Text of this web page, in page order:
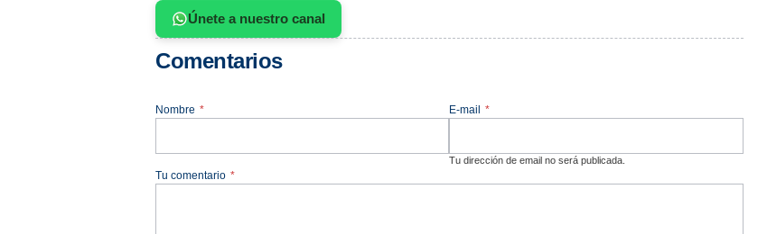
Únete a nuestro canal
Comentarios
Nombre * E-mail *
Tu dirección de email no será publicada.
Tu comentario *